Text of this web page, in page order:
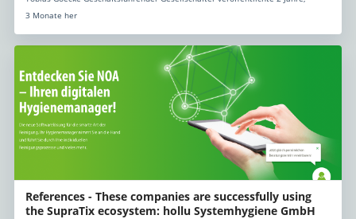
3 Monate her
References - These companies are successfully using
the SupraTix ecosystem: hollu Systemhygiene GmbH